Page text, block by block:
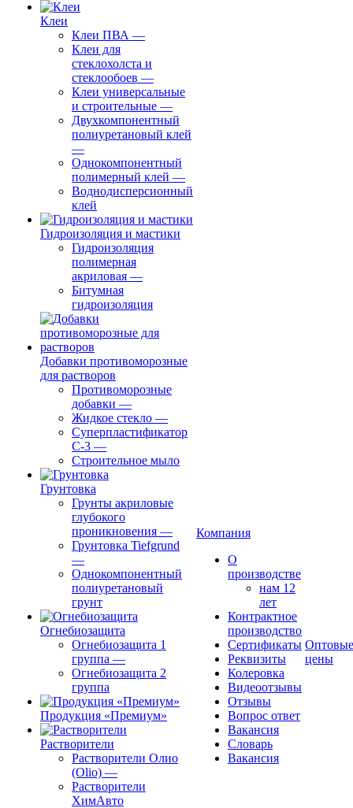
Клеи
Клеи ПВА —
Клеи для
стеклохолста и
стеклообоев —
Клеи универсальные
и строительные —
Двухкомпонентный
полиуретановый клей
—
Однокомпонентный
полимерный клей —
Воднодисперсионный
клей
Гидроизоляция и мастики
Гидроизоляция
полимерная
акриловая —
Битумная
гидроизоляция
Добавки противоморозные
для растворов
Противоморозные
добавки —
Жидкое стекло —
Суперпластификатор
С-3 —
Строительное мыло
Грунтовка
Грунты акриловые
глубокого
проникновения —
Грунтовка Tiefgrund
—
Однокомпонентный
полиуретановый
грунт
Огнебиозащита
Огнебиозащита 1
группа —
Огнебиозащита 2
группа
Продукция «Премиум»
Растворители
Растворители Олио
(Olio) —
Растворители
ХимАвто
Компания
О
производстве
нам 12
лет
Контрактное
производство
Сертификаты
Реквизиты
Колеровка
Видеоотзывы
Отзывы
Вопрос ответ
Вакансия
Словарь
Вакансия
Оптовые
цены